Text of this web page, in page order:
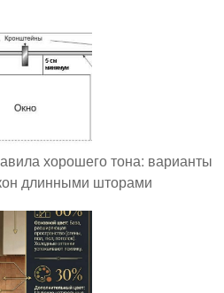
хорошего тона: варианты
длинными шторами